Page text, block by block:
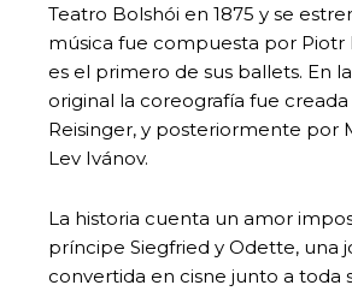
Teatro Bolshói en 1875 y se
música fue compuesta por Piotr
es el primero de sus ballets. En
original la coreografía fue
Reisinger, y posteriormente por
Lev Ivánov.
La historia cuenta un amor
príncipe Siegfried y Odette, una
convertida en cisne junto a toda